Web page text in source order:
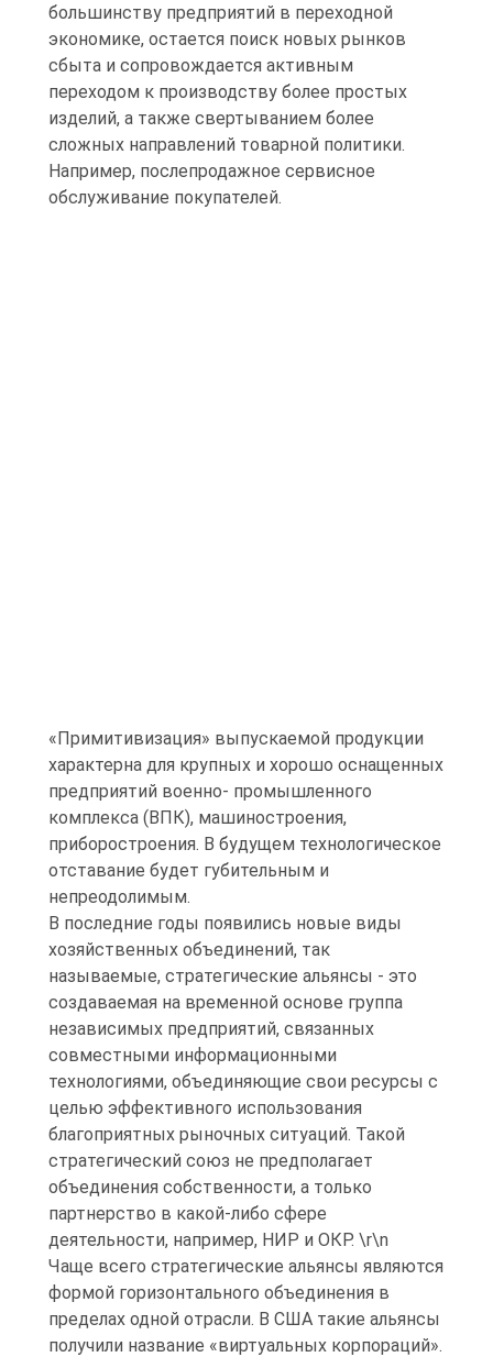
большинству предприятий в переходной
экономике, остается поиск новых рынков
сбыта и сопровождается активным
переходом к производству более простых
изделий, а также свертыванием более
сложных направлений товарной политики.
Например, послепродажное сервисное
обслуживание покупателей.
«Примитивизация» выпускаемой продукции
характерна для крупных и хорошо оснащенных
предприятий военно- промышленного
комплекса (ВПК), машиностроения,
приборостроения. В будущем технологическое
отставание будет губительным и
непреодолимым.
В последние годы появились новые виды
хозяйственных объединений, так
называемые, стратегические альянсы - это
создаваемая на временной основе группа
независимых предприятий, связанных
совместными информационными
технологиями, объединяющие свои ресурсы с
целью эффективного использования
благоприятных рыночных ситуаций. Такой
стратегический союз не предполагает
объединения собственности, а только
партнерство в какой-либо сфере
деятельности, например, НИР и ОКР. \r\n
Чаще всего стратегические альянсы являются
формой горизонтального объединения в
пределах одной отрасли. В США такие альянсы
получили название «виртуальных корпораций».